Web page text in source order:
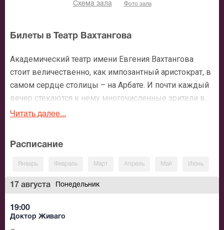
Схема зала Фото зала
Билеты в Театр Вахтангова
Академический театр имени Евгения Вахтангова
стоит величественно, как импозантный аристократ, в
самом сердце столицы – на Арбате. И почти каждый
вечер стекаются к нему многочисленные зрители в
ожидании новой театральной встречи.
выдающихся актеров и режиссеров, ставших
гордостью русского искусства, видела эта сцена.
Константина Сергеевича Станиславского, мечтал
лучшие театры, галереи, концертные залы. И путь к
Читать далее...
Расписание
Январь Февраль Март Апрель Май Июнь
17 августа Понедельник
19:00
Доктор Живаго